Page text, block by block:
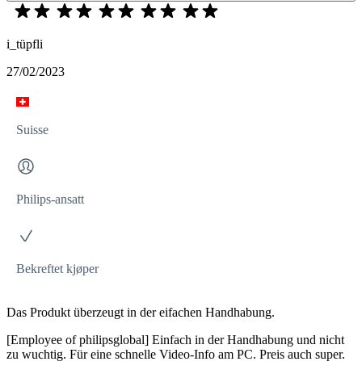
i_tüpfli
27/02/2023
Suisse
Philips-ansatt
Bekreftet kjøper
Das Produkt überzeugt in der eifachen Handhabung.
[Employee of philipsglobal] Einfach in der Handhabung und nicht
zu wuchtig. Für eine schnelle Video-Info am PC. Preis auch super.